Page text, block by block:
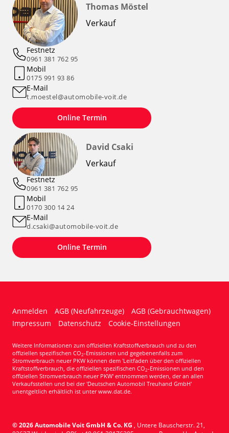
Thomas Möstel
Verkauf
Festnetz
0961 381 762 95
Mobil
0175 991 93 86
E-Mail
t.moestel@automobile-voit.de
Online Termin
David Csaki
Verkauf
Festnetz
0961 381 762 95
Mobil
0170 300 14 24
E-Mail
d.csaki@automobile-voit.de
Online Termin
Anmelden AGB (Neufahrzeuge)
AGB (Gebrauchtwagen)
Impressum
Datenschutz Cookie-Einstellungen
Weitere Informationen zum offiziellen Kraftstoffverbrauch und zu den
offiziellen spezifischen CO2-Emissionen und gegebenenfalls zum
Stromverbrauch neuer PKW können dem 'Leitfaden über den offiziellen
Kraftstoffverbrauch, die offiziellen spezifischen CO2-Emissionen und den
offiziellen Stromverbrauch neuer PKW' entnommen werden, der an allen
Verkaufsstellen und bei der 'Deutschen Automobil Treuhand GmbH'
unentgeltlich erhältlich ist unter www.dat.de.
© 2026Automobile Voit GmbH & Co. KG , Untere Bauscherstr. 21,